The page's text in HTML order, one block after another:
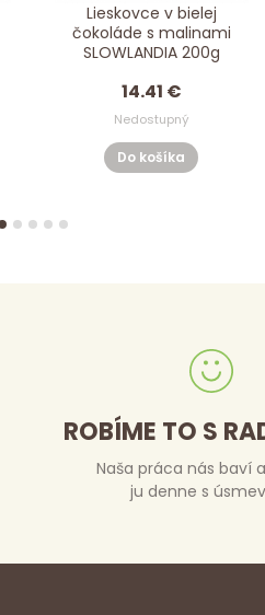
Lieskovce v bielej
čokoláde s malinami
SLOWLANDIA 200g
14.41 €
Nedostupný
Do košíka
ROBÍME TO S
Naša práca nás baví
ju denne s